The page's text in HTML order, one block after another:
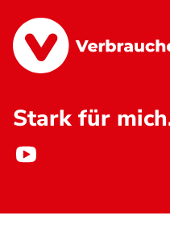
Stark für